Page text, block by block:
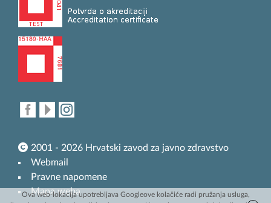
2001 - 2026 Hrvatski zavod za javno zdravstvo
Webmail
Pravne napomene
Mapa weba
Ova web-lokacija upotrebljava Googleove kolačiće radi pružanja usluga,